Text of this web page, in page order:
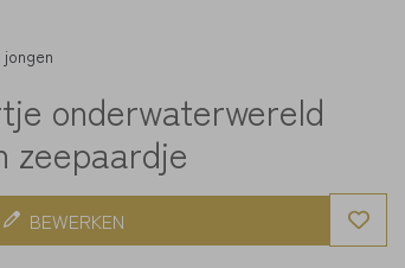
jongen
onderwaterwereld
zeepaardje
BEWERKEN